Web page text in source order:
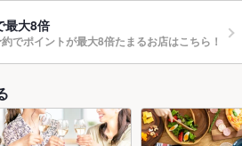
最大8倍
でポイントが最大8倍たまるお店はこちら！